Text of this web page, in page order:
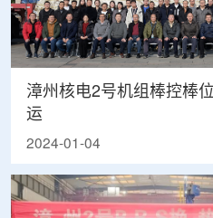
漳州核电2号机组棒控棒
运
2024-01-04